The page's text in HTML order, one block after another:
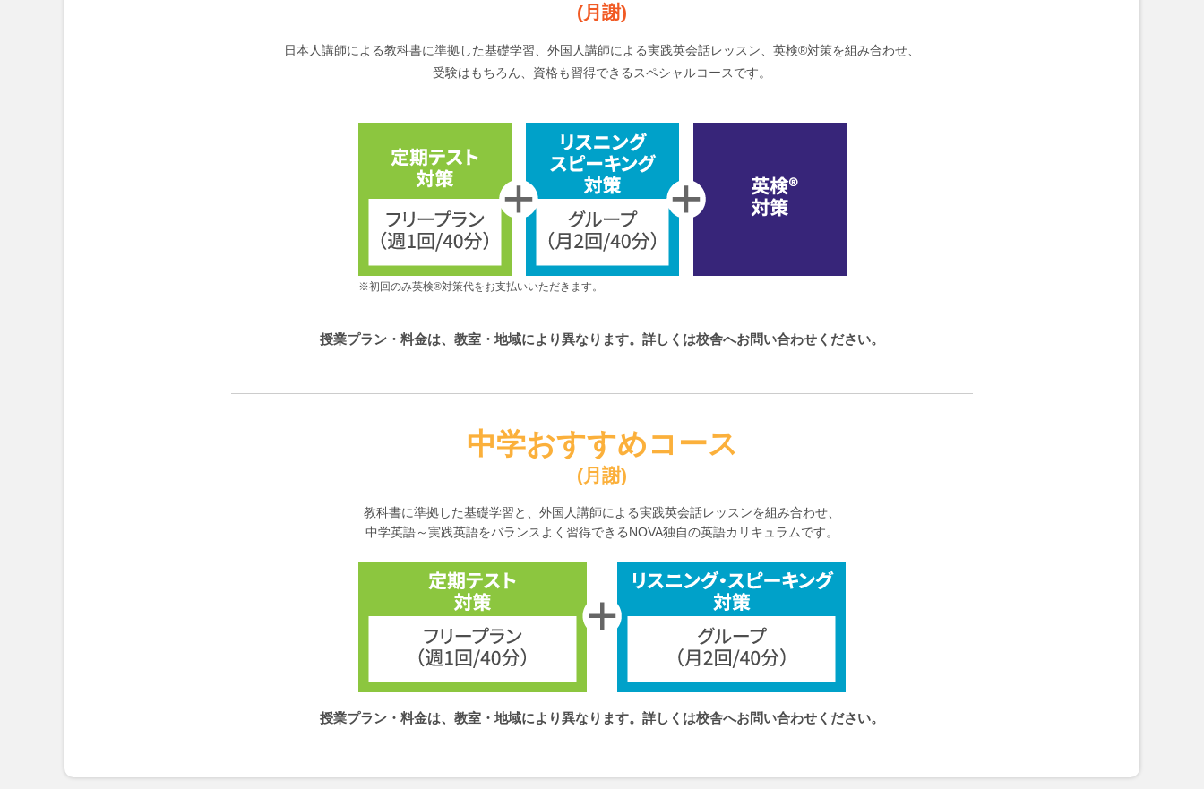
(月謝)
日本人講師による教科書に準拠した基礎学習、外国人講師による実践英会話レッスン、英検®対策を組み合わせ、
受験はもちろん、資格も習得できるスペシャルコースです。
※初回のみ英検®対策代をお支払いいただきます。
授業プラン・料金は、教室・地域により異なります。 詳しくは校舎へお問い合わせください。
中学おすすめコース
(月謝)
教科書に準拠した基礎学習と、外国人講師による実践英会話レッスンを組み合わせ、
中学英語～実践英語をバランスよく習得できるNOVA独自の英語カリキュラムです。
授業プラン・料金は、教室・地域により異なります。 詳しくは校舎へお問い合わせください。